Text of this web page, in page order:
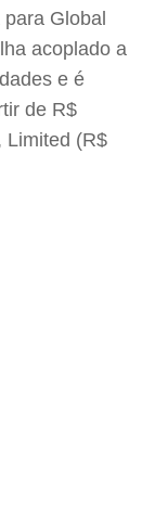
Global
acoplado a
e é
de R$
Limited (R$